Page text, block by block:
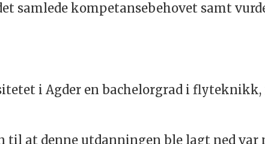
samlede kompetansebehovet samt
i Agder en bachelorgrad i
at denne utdanningen ble lagt ned var